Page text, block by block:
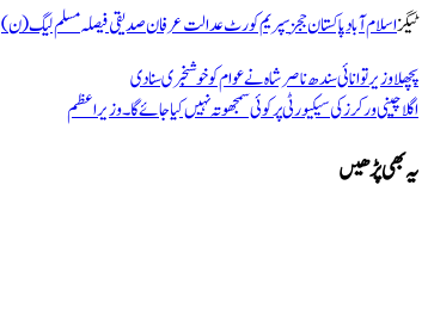
ٹیگزاسلام آبادپاکستانججزسپریم کورٹعدالتعرفان صدیقیفیصلہمسلم لیگ (ن)
پچھلاوزیر توانائی سندھ ناصر شاہ نے عوام کو خوشخبری سنا دی
اگلاچینی ورکرز کی سیکیورٹی پر کوئی سمجھوتہ نہیں کیا جائے گا۔ وزیراعظم
یہ بھی پڑھیں